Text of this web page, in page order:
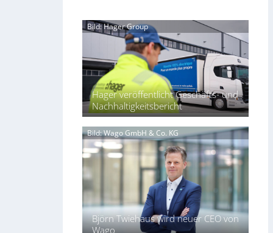
n
d
i
k
0
2
7
b
ü
n
d
e
l
h
t
3
8
0
5
l
s
S
h
l
ü
l
f
ü
Bild: Hager Group
Hager veröffentlicht Geschäfts- und
Nachhaltigkeitsbericht
Bild: Wago GmbH & Co. KG
Björn Twiehaus wird neuer CEO von
Wago